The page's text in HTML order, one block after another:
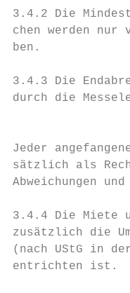
3.4.2 Die
chen werden
ben.
3.4.3 Die
durch die
Jeder
sätzlich als
Abweichungen
3.4.4 Die Miete
zusätzlich die
(nach UStG in
entrichten ist.